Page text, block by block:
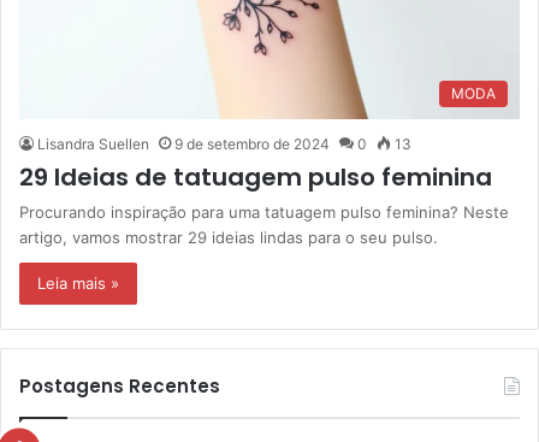
MODA
Lisandra Suellen 9 de setembro de 2024 0 13
29 Ideias de tatuagem pulso feminina
Procurando inspiração para uma tatuagem pulso feminina? Neste
artigo, vamos mostrar 29 ideias lindas para o seu pulso.
Leia mais »
Postagens Recentes